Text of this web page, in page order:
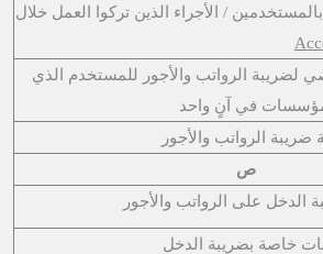
/ الأجراء الذين تركوا العمل خلال
لضريبة الرواتب والأجور للمستخدم الذي
في آنٍ واحد
ضريبة الرواتب والأجور
ص
الدخل على الرواتب والأجور
خاصة بضريبة الدخل